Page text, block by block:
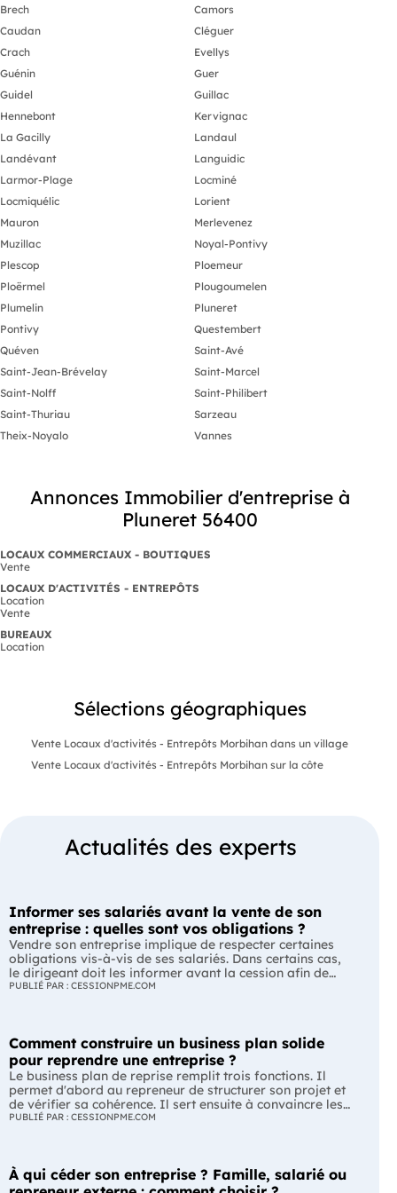
Brech
Camors
Caudan
Cléguer
Crach
Evellys
Guénin
Guer
Guidel
Guillac
Hennebont
Kervignac
La Gacilly
Landaul
Landévant
Languidic
Larmor-Plage
Locminé
Locmiquélic
Lorient
Mauron
Merlevenez
Muzillac
Noyal-Pontivy
Plescop
Ploemeur
Ploërmel
Plougoumelen
Plumelin
Pluneret
Pontivy
Questembert
Quéven
Saint-Avé
Saint-Jean-Brévelay
Saint-Marcel
Saint-Nolff
Saint-Philibert
Saint-Thuriau
Sarzeau
Theix-Noyalo
Vannes
Annonces Immobilier d'entreprise à
Pluneret 56400
LOCAUX COMMERCIAUX - BOUTIQUES
Vente
LOCAUX D'ACTIVITÉS - ENTREPÔTS
Location
Vente
BUREAUX
Location
Sélections géographiques
Vente Locaux d'activités - Entrepôts Morbihan dans un village
Vente Locaux d'activités - Entrepôts Morbihan sur la côte
Actualités des experts
Informer ses salariés avant la vente de son
entreprise : quelles sont vos obligations ?
Vendre son entreprise implique de respecter certaines
obligations vis-à-vis de ses salariés. Dans certains cas,
le dirigeant doit les informer avant la cession afin de
leur permettre, s'ils le souhaitent, de présenter une offre
L'essentiel Les entreprises de moins de 250 salariés sont
soumises, dans certains cas, à une obligation
d'information préalable des salariés. Cette obligation
concerne la vente d'un fonds de commerce ou la cession
de la majorité des titres d'une société. Le délai
d'information varie selon la taille de l'entreprise. Les
L'obligation d'information concerne uniquement
certaines entreprises et certaines opérations de cession.
PUBLIÉ PAR : CESSIONPME.COM
Comment construire un business plan solide
pour reprendre une entreprise ?
Le business plan de reprise remplit trois fonctions. Il
permet d'abord au repreneur de structurer son projet et
de vérifier sa cohérence. Il sert ensuite à convaincre les
banques et les partenaires financiers de l'accompagner.
consiste pas à reprendre les anciens comptes de
l'entreprise. Il explique comment l'entreprise évoluera
PUBLIÉ PAR : CESSIONPME.COM
À qui céder son entreprise ? Famille, salarié ou